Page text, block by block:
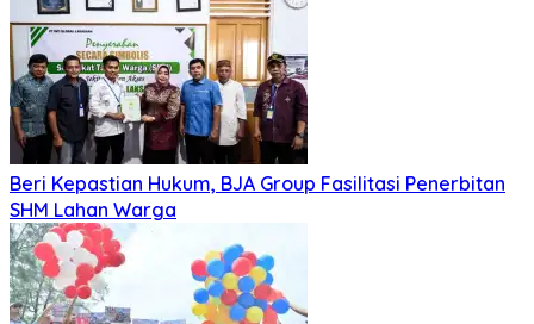
Beri Kepastian Hukum, BJA Group Fasilitasi Penerbitan
SHM Lahan Warga